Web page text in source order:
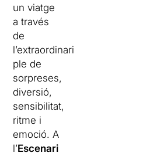
un viatge
a través
de
l’extraordinari,
ple de
sorpreses,
diversió,
sensibilitat,
ritme i
emoció. A
l’Escenari